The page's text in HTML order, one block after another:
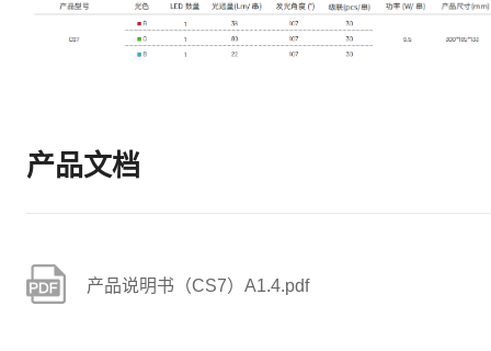
产品文档
产品说明书（CS7）A1.4.pdf